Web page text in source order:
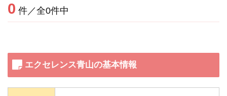
0 件／全0件中
エクセレンス青山の基本情報